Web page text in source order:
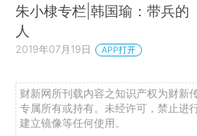
朱小棣专栏|韩国瑜：带兵的
人
2019年07月19日 APP打开
财新网所刊载内容之知识产权为财新
专属所有或持有。未经许可，禁止进
建立镜像等任何使用。